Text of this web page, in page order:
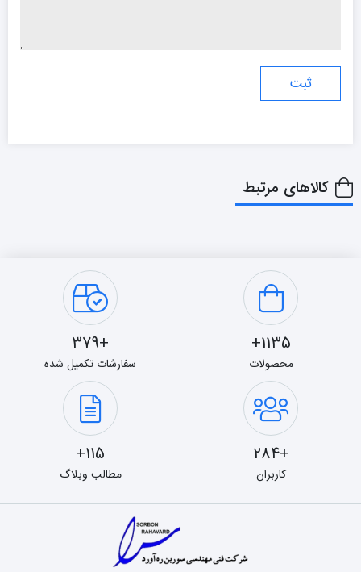
کالاهای مرتبط
1135+
محصولات
+379
سفارشات تکمیل شده
+284
کاربران
115+
مطالب وبلاگ